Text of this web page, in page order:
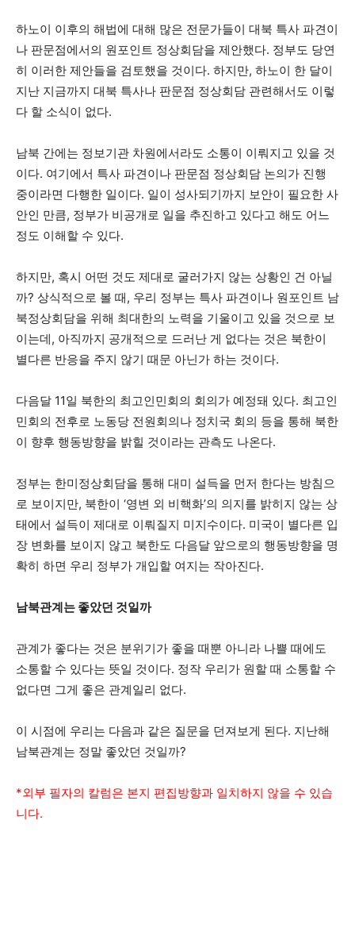
하노이 이후의 해법에 대해 많은 전문가들이 대북 특사 파견이
나 판문점에서의 원포인트 정상회담을 제안했다. 정부도 당연
히 이러한 제안들을 검토했을 것이다. 하지만, 하노이 한 달이
지난 지금까지 대북 특사나 판문점 정상회담 관련해서도 이렇
다 할 소식이 없다.
남북 간에는 정보기관 차원에서라도 소통이 이뤄지고 있을 것
이다. 여기에서 특사 파견이나 판문점 정상회담 논의가 진행
중이라면 다행한 일이다. 일이 성사되기까지 보안이 필요한 사
안인 만큼, 정부가 비공개로 일을 추진하고 있다고 해도 어느
정도 이해할 수 있다.
하지만, 혹시 어떤 것도 제대로 굴러가지 않는 상황인 건 아닐
까? 상식적으로 볼 때, 우리 정부는 특사 파견이나 원포인트 남
북정상회담을 위해 최대한의 노력을 기울이고 있을 것으로 보
이는데, 아직까지 공개적으로 드러난 게 없다는 것은 북한이
별다른 반응을 주지 않기 때문 아닌가 하는 것이다.
다음달 11일 북한의 최고인민회의 회의가 예정돼 있다. 최고인
민회의 전후로 노동당 전원회의나 정치국 회의 등을 통해 북한
이 향후 행동방향을 밝힐 것이라는 관측도 나온다.
정부는 한미정상회담을 통해 대미 설득을 먼저 한다는 방침으
로 보이지만, 북한이 ‘영변 외 비핵화’의 의지를 밝히지 않는 상
태에서 설득이 제대로 이뤄질지 미지수이다. 미국이 별다른 입
장 변화를 보이지 않고 북한도 다음달 앞으로의 행동방향을 명
확히 하면 우리 정부가 개입할 여지는 작아진다.
남북관계는 좋았던 것일까
관계가 좋다는 것은 분위기가 좋을 때뿐 아니라 나쁠 때에도
소통할 수 있다는 뜻일 것이다. 정작 우리가 원할 때 소통할 수
없다면 그게 좋은 관계일리 없다.
이 시점에 우리는 다음과 같은 질문을 던져보게 된다. 지난해
남북관계는 정말 좋았던 것일까?
*외부 필자의 칼럼은 본지 편집방향과 일치하지 않을 수 있습
니다.